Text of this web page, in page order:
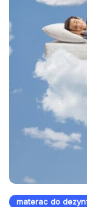
materac do